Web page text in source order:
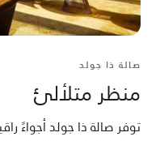
صالة ذا جولد
منظر متلألئ
توفر صالة ذا جولد أجواءً